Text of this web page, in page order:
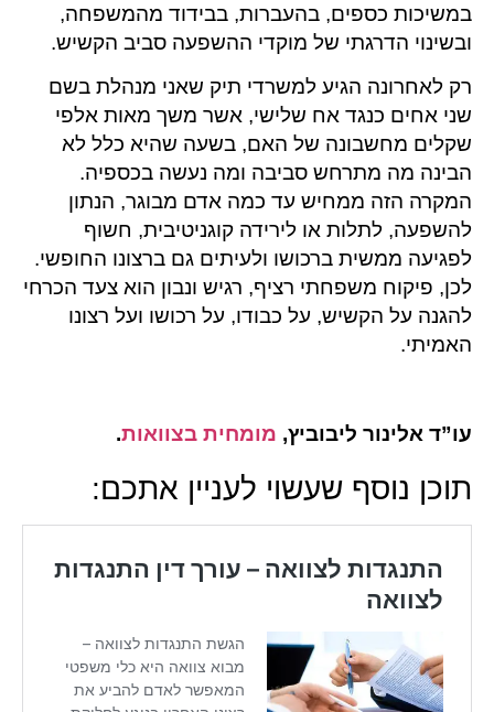
במשיכות כספים, בהעברות, בבידוד מהמשפחה,
ובשינוי הדרגתי של מוקדי ההשפעה סביב הקשיש.
רק לאחרונה הגיע למשרדי תיק שאני מנהלת בשם
שני אחים כנגד אח שלישי, אשר משך מאות אלפי
שקלים מחשבונה של האם, בשעה שהיא כלל לא
הבינה מה מתרחש סביבה ומה נעשה בכספיה.
המקרה הזה ממחיש עד כמה אדם מבוגר, הנתון
להשפעה, לתלות או לירידה קוגניטיבית, חשוף
לפגיעה ממשית ברכושו ולעיתים גם ברצונו החופשי.
לכן, פיקוח משפחתי רציף, רגיש ונבון הוא צעד הכרחי
להגנה על הקשיש, על כבודו, על רכושו ועל רצונו
האמיתי.
עו”ד אלינור ליבוביץ, מומחית בצוואות.
תוכן נוסף שעשוי לעניין אתכם: